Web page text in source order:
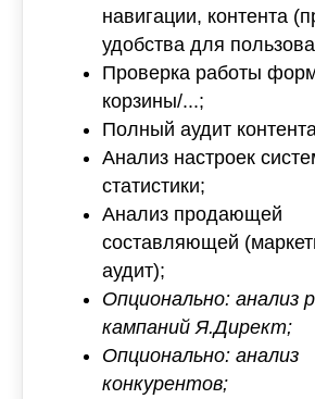
навигации, контента
удобства для
Проверка работы
корзины/...;
Полный аудит
Анализ настроек
статистики;
Анализ продающей
составляющей
аудит);
Опционально: анализ
кампаний Я.Директ;
Опционально: анализ
конкурентов;